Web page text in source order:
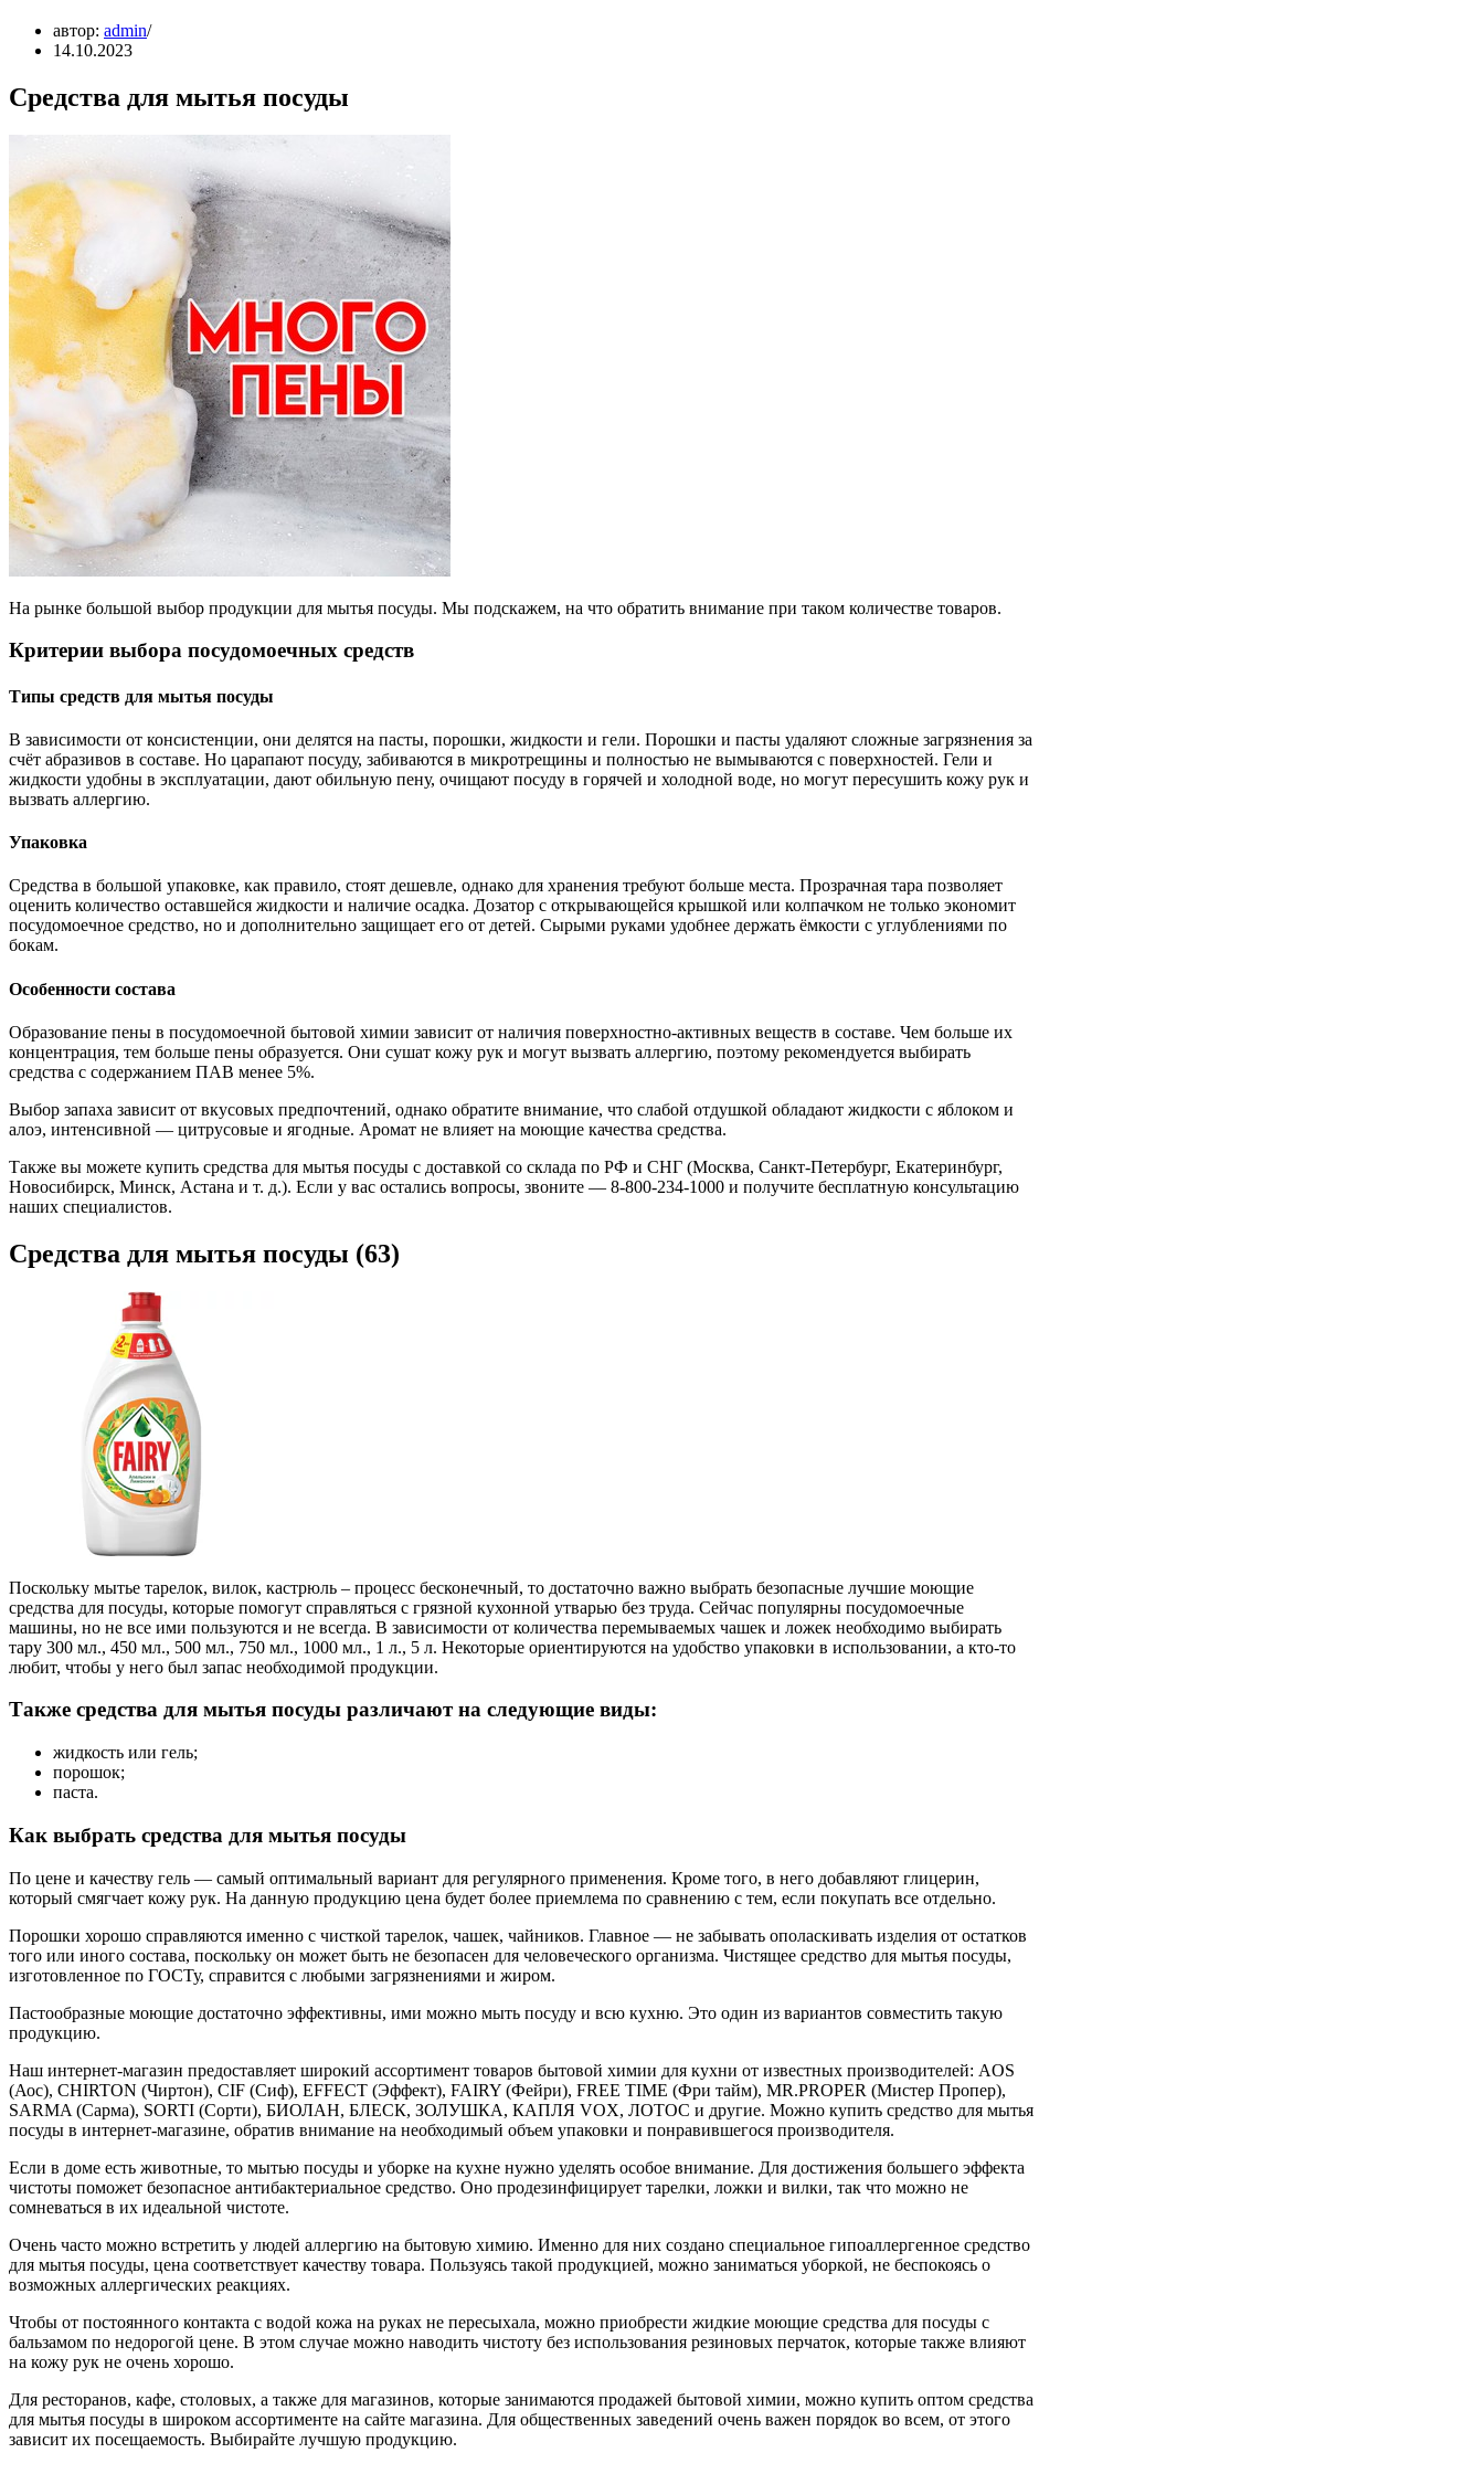
автор: admin
14.10.2023
Средства для мытья посуды
На рынке большой выбор продукции для мытья посуды. Мы подскажем, на что обратить внимание при таком количестве товаров.
Критерии выбора посудомоечных средств
Типы средств для мытья посуды
В зависимости от консистенции, они делятся на пасты, порошки, жидкости и гели. Порошки и пасты удаляют сложные загрязнения за
счёт абразивов в составе. Но царапают посуду, забиваются в микротрещины и полностью не вымываются с поверхностей. Гели и
жидкости удобны в эксплуатации, дают обильную пену, очищают посуду в горячей и холодной воде, но могут пересушить кожу рук и
вызвать аллергию.
Упаковка
Средства в большой упаковке, как правило, стоят дешевле, однако для хранения требуют больше места. Прозрачная тара позволяет
оценить количество оставшейся жидкости и наличие осадка. Дозатор с открывающейся крышкой или колпачком не только экономит
посудомоечное средство, но и дополнительно защищает его от детей. Сырыми руками удобнее держать ёмкости с углублениями по
бокам.
Особенности состава
Образование пены в посудомоечной бытовой химии зависит от наличия поверхностно-активных веществ в составе. Чем больше их
концентрация, тем больше пены образуется. Они сушат кожу рук и могут вызвать аллергию, поэтому рекомендуется выбирать
средства с содержанием ПАВ менее 5%.
Выбор запаха зависит от вкусовых предпочтений, однако обратите внимание, что слабой отдушкой обладают жидкости с яблоком и
алоэ, интенсивной — цитрусовые и ягодные. Аромат не влияет на моющие качества средства.
Также вы можете купить средства для мытья посуды с доставкой со склада по РФ и СНГ (Москва, Санкт-Петербург, Екатеринбург,
Новосибирск, Минск, Астана и т. д.). Если у вас остались вопросы, звоните — 8-800-234-1000 и получите бесплатную консультацию
наших специалистов.
Средства для мытья посуды (63)
Поскольку мытье тарелок, вилок, кастрюль – процесс бесконечный, то достаточно важно выбрать безопасные лучшие моющие
средства для посуды, которые помогут справляться с грязной кухонной утварью без труда. Сейчас популярны посудомоечные
машины, но не все ими пользуются и не всегда. В зависимости от количества перемываемых чашек и ложек необходимо выбирать
тару 300 мл., 450 мл., 500 мл., 750 мл., 1000 мл., 1 л., 5 л. Некоторые ориентируются на удобство упаковки в использовании, а кто-то
любит, чтобы у него был запас необходимой продукции.
Также средства для мытья посуды различают на следующие виды:
жидкость или гель;
порошок;
паста.
Как выбрать средства для мытья посуды
По цене и качеству гель — самый оптимальный вариант для регулярного применения. Кроме того, в него добавляют глицерин,
который смягчает кожу рук. На данную продукцию цена будет более приемлема по сравнению с тем, если покупать все отдельно.
Порошки хорошо справляются именно с чисткой тарелок, чашек, чайников. Главное — не забывать ополаскивать изделия от остатков
того или иного состава, поскольку он может быть не безопасен для человеческого организма. Чистящее средство для мытья посуды,
изготовленное по ГОСТу, справится с любыми загрязнениями и жиром.
Пастообразные моющие достаточно эффективны, ими можно мыть посуду и всю кухню. Это один из вариантов совместить такую
продукцию.
Наш интернет-магазин предоставляет широкий ассортимент товаров бытовой химии для кухни от известных производителей: AOS
(Аос), CHIRTON (Чиртон), CIF (Сиф), EFFECT (Эффект), FAIRY (Фейри), FREE TIME (Фри тайм), MR.PROPER (Мистер Пропер),
SARMA (Сарма), SORTI (Сорти), БИОЛАН, БЛЕСК, ЗОЛУШКА, КАПЛЯ VOX, ЛОТОС и другие. Можно купить средство для мытья
посуды в интернет-магазине, обратив внимание на необходимый объем упаковки и понравившегося производителя.
Если в доме есть животные, то мытью посуды и уборке на кухне нужно уделять особое внимание. Для достижения большего эффекта
чистоты поможет безопасное антибактериальное средство. Оно продезинфицирует тарелки, ложки и вилки, так что можно не
сомневаться в их идеальной чистоте.
Очень часто можно встретить у людей аллергию на бытовую химию. Именно для них создано специальное гипоаллергенное средство
для мытья посуды, цена соответствует качеству товара. Пользуясь такой продукцией, можно заниматься уборкой, не беспокоясь о
возможных аллергических реакциях.
Чтобы от постоянного контакта с водой кожа на руках не пересыхала, можно приобрести жидкие моющие средства для посуды с
бальзамом по недорогой цене. В этом случае можно наводить чистоту без использования резиновых перчаток, которые также влияют
на кожу рук не очень хорошо.
Для ресторанов, кафе, столовых, а также для магазинов, которые занимаются продажей бытовой химии, можно купить оптом средства
для мытья посуды в широком ассортименте на сайте магазина. Для общественных заведений очень важен порядок во всем, от этого
зависит их посещаемость. Выбирайте лучшую продукцию.